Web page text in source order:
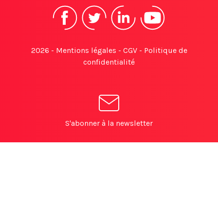
2026 - Mentions légales - CGV- Politique de
confidentialité
S'abonner à la newsletter